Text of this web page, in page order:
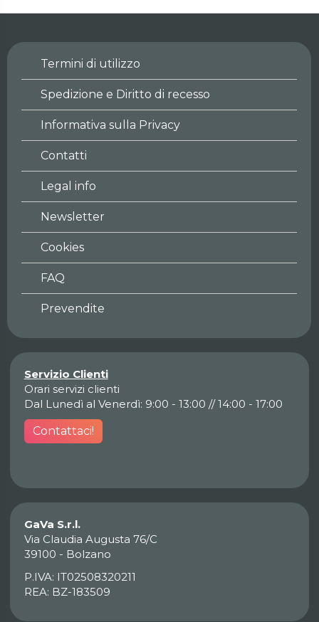
Termini di utilizzo
Spedizione e Diritto di recesso
Informativa sulla Privacy
Contatti
Legal info
Newsletter
Cookies
FAQ
Prevendite
Servizio Clienti
Orari servizi clienti
Dal Lunedì al Venerdì: 9:00 - 13:00 // 14:00 - 17:00
Contattaci!
GaVa S.r.l.
Via Claudia Augusta 76/C
39100 - Bolzano
P.IVA: IT02508320211
REA: BZ-183509